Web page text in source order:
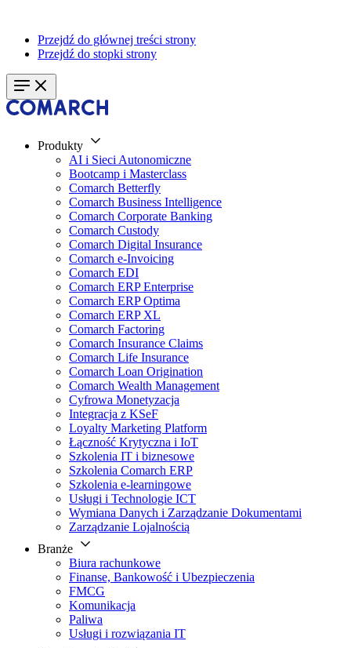
Przejdź do głównej treści strony
Przejdź do stopki strony
Produkty
AI i Sieci Autonomiczne
Bootcamp i Masterclass
Comarch Betterfly
Comarch Business Intelligence
Comarch Corporate Banking
Comarch Custody
Comarch Digital Insurance
Comarch e-Invoicing
Comarch EDI
Comarch ERP Enterprise
Comarch ERP Optima
Comarch ERP XL
Comarch Factoring
Comarch Insurance Claims
Comarch Life Insurance
Comarch Loan Origination
Comarch Wealth Management
Cyfrowa Monetyzacja
Integracja z KSeF
Loyalty Marketing Platform
Łączność Krytyczna i IoT
Szkolenia IT i biznesowe
Szkolenia Comarch ERP
Szkolenia e-learningowe
Usługi i Technologie ICT
Wymiana Danych i Zarządzanie Dokumentami
Zarządzanie Lojalnością
Branże
Biura rachunkowe
Finanse, Bankowość i Ubezpieczenia
FMCG
Komunikacja
Paliwa
Usługi i rozwiązania IT